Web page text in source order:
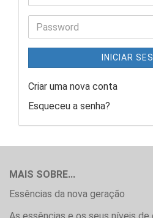
INICIAR
Criar uma nova conta
Esqueceu a senha?
MAIS SOBRE...
Essências da nova geração